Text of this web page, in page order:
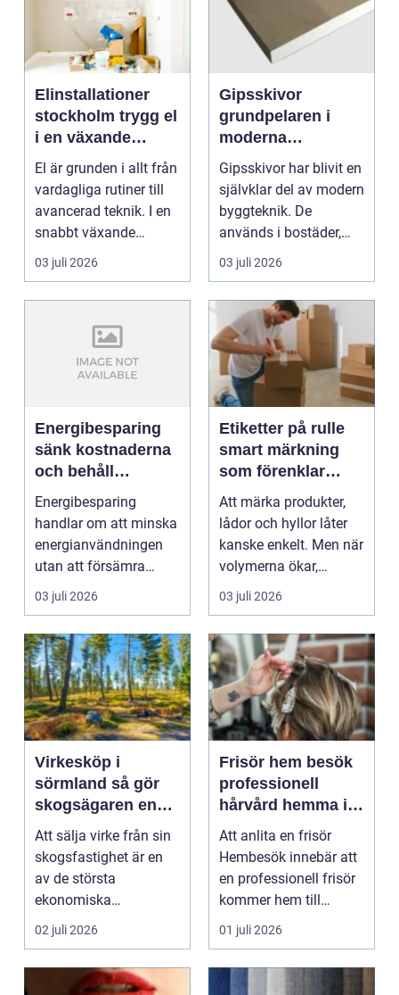
Elinstallationer
stockholm trygg el
i en växande
storstad
El är grunden i allt från
vardagliga rutiner till
avancerad teknik. I en
snabbt växande
storstad som...
03 juli 2026
Gipsskivor
grundpelaren i
moderna
innerväggar och
tak
Gipsskivor har blivit en
självklar del av modern
byggteknik. De
används i bostäder,
kontor, skolor o...
03 juli 2026
Energibesparing
sänk kostnaderna
och behåll
komforten
Energibesparing
handlar om att minska
energianvändningen
utan att försämra
vardagen för dem som
bor ...
03 juli 2026
Etiketter på rulle
smart märkning
som förenklar
vardagen
Att märka produkter,
lådor och hyllor låter
kanske enkelt. Men när
volymerna ökar,
tempot höjs och k...
03 juli 2026
Virkesköp i
sörmland så gör
skogsägaren en
trygg och lönsam
affär
Att sälja virke från sin
skogsfastighet är en
av de största
ekonomiska
händelserna under ett
skogsäg...
02 juli 2026
Frisör hem besök
professionell
hårvård hemma i
vardagsrummet
Att anlita en frisör
Hembesök innebär att
en professionell frisör
kommer hem till
kunden med allt so...
01 juli 2026